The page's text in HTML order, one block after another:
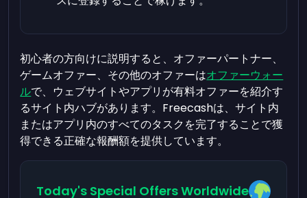
初心者の方向けに説明すると、オファーパートナー、
ゲームオファー、その他のオファーはオファーウォー
ルで、ウェブサイトやアプリが有料オファーを紹介す
るサイト内ハブがあります。Freecashは、サイト内
またはアプリ内のすべてのタスクを完了することで獲
得できる正確な報酬額を提供しています。
Today's Special Offers Worldwide